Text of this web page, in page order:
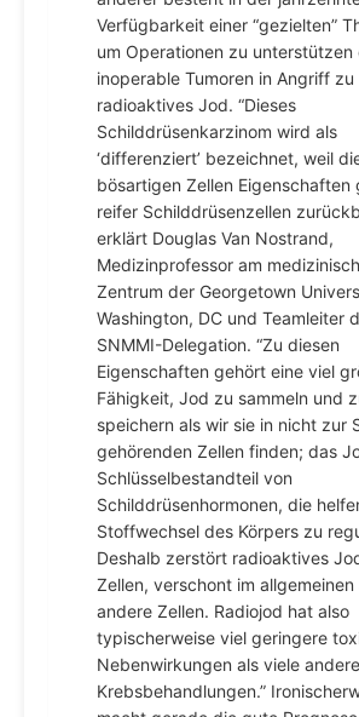
Verfügbarkeit einer “gezielten”
um Operationen zu unterstützen
inoperable Tumoren in Angriff zu
radioaktives Jod. “Dieses
Schilddrüsenkarzinom wird als
‘differenziert’ bezeichnet, weil
bösartigen Zellen Eigenschaften
reifer Schilddrüsenzellen
erklärt Douglas Van Nostrand,
Medizinprofessor am
Zentrum der Georgetown
Washington, DC und Teamleiter
SNMMI-Delegation. “Zu diesen
Eigenschaften gehört eine viel
Fähigkeit, Jod zu sammeln und
speichern als wir sie in nicht zur
gehörenden Zellen finden; das
Schlüsselbestandteil von
Schilddrüsenhormonen, die
Stoffwechsel des Körpers zu
Deshalb zerstört radioaktives
Zellen, verschont im allgemeinen
andere Zellen. Radiojod hat also
typischerweise viel geringere
Nebenwirkungen als viele andere
Krebsbehandlungen.”